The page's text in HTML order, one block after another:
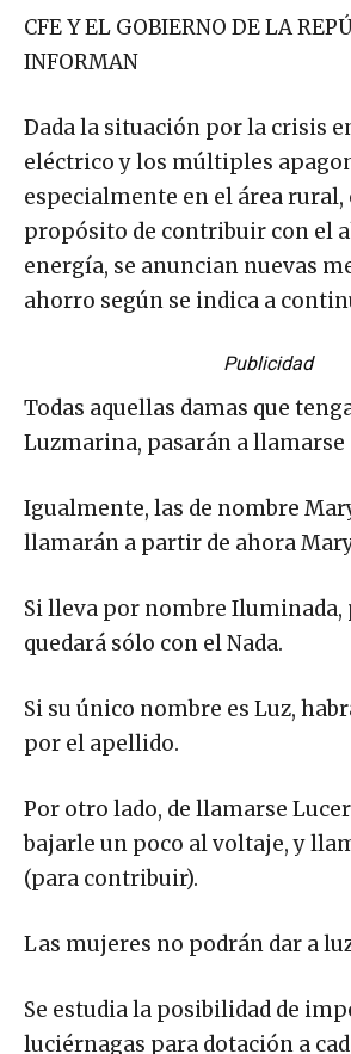
CFE Y EL GOBIERNO DE LA
INFORMAN
Dada la situación por la crisis
eléctrico y los múltiples
especialmente en el área rural,
propósito de contribuir con el
energía, se anuncian nuevas
ahorro según se indica a
Publicidad
Todas aquellas damas que
Luzmarina, pasarán a
Igualmente, las de nombre
llamarán a partir de ahora
Si lleva por nombre Iluminada,
quedará sólo con el Nada.
Si su único nombre es Luz,
por el apellido.
Por otro lado, de llamarse
bajarle un poco al voltaje, y
(para contribuir).
Las mujeres no podrán dar a
Se estudia la posibilidad de
luciérnagas para dotación a